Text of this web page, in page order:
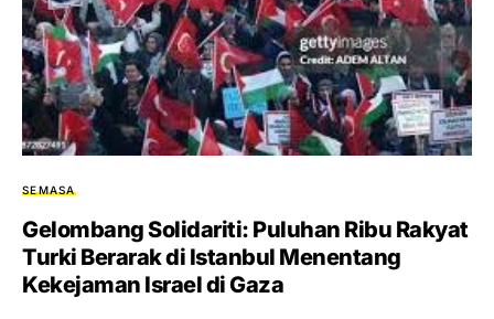
SEMASA
Gelombang Solidariti: Puluhan Ribu Rakyat
Turki Berarak di Istanbul Menentang
Kekejaman Israel di Gaza